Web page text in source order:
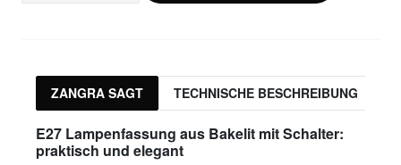
ZANGRA SAGT TECHNISCHE BESCHREIBUNG
E27 Lampenfassung aus Bakelit mit Schalter:
praktisch und elegant